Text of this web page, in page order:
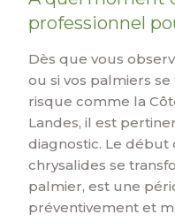
professionnel
Dès que vous
ou si vos palmiers
risque comme la
Landes, il est
diagnostic. Le début
chrysalides se
palmier, est une
préventivement et